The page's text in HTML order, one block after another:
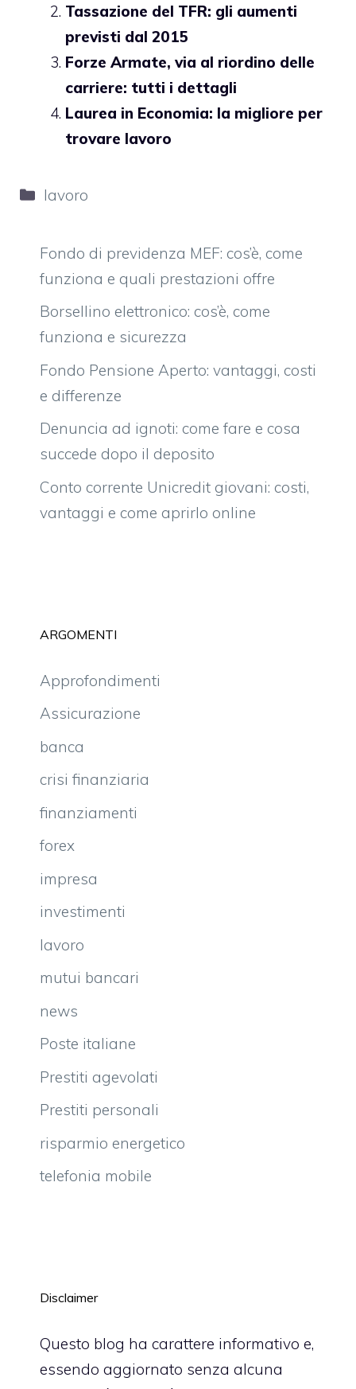
Tassazione del TFR: gli aumenti
previsti dal 2015
Forze Armate, via al riordino delle
carriere: tutti i dettagli
Laurea in Economia: la migliore per
trovare lavoro
Categorie
lavoro
Fondo di previdenza MEF: cos’è, come
funziona e quali prestazioni offre
Borsellino elettronico: cos’è, come
funziona e sicurezza
Fondo Pensione Aperto: vantaggi, costi
e differenze
Denuncia ad ignoti: come fare e cosa
succede dopo il deposito
Conto corrente Unicredit giovani: costi,
vantaggi e come aprirlo online
ARGOMENTI
Approfondimenti
Assicurazione
banca
crisi finanziaria
finanziamenti
forex
impresa
investimenti
lavoro
mutui bancari
news
Poste italiane
Prestiti agevolati
Prestiti personali
risparmio energetico
telefonia mobile
Disclaimer
Questo blog ha carattere informativo e,
essendo aggiornato senza alcuna